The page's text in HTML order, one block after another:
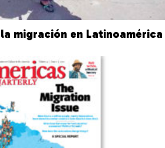
migración en Latinoamérica